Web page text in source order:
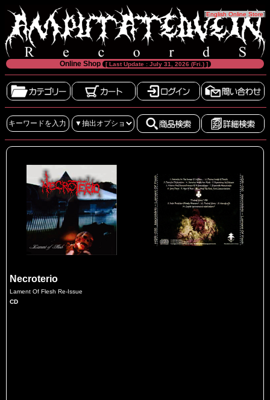
[English Online Store]
Online Shop [ Last Update : July 31, 2026 (Fri.) ]
Necroterio
Lament Of Flesh Re-Issue
CD